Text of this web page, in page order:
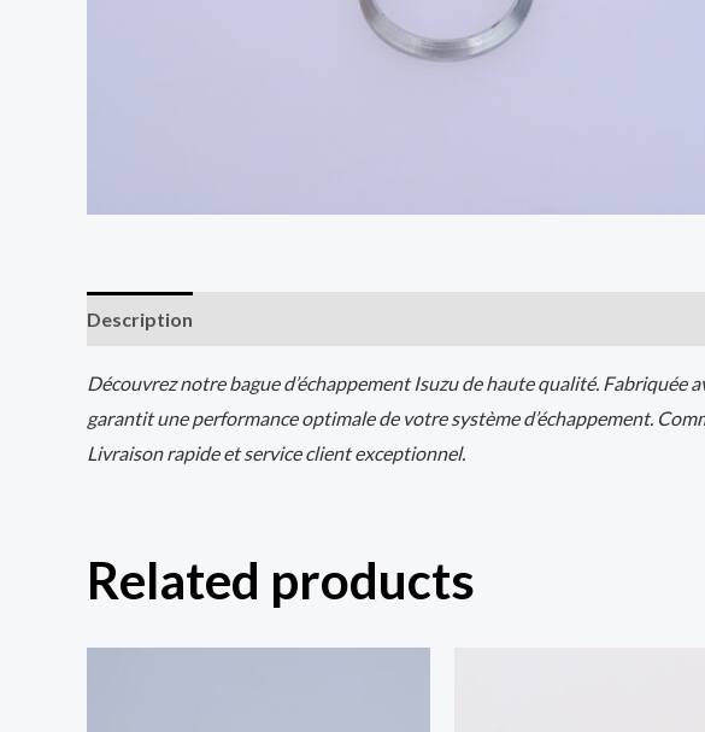
Description
Découvrez notre bague d’échappement Isuzu de haute qualité.
garantit une performance optimale de votre système d’échappement.
Livraison rapide et service client exceptionnel.
Related products